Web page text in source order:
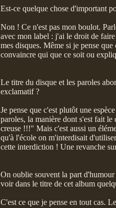
Est-ce quelque chose d'important
Non ! Ce n'est pas mon boulot.
avec mon label : j'ai le droit de
mes disques. Même si je pense
convaincre qui que ce soit ou
Le titre du disque et les paroles
exclamatif ?
Je pense que c'est plutôt une
paroles, la manière dont s'est fait
creuse !!!" Mais c'est aussi un
qu'à l'école on m'interdisait
cette interdiction ! Une revanche
On oublie souvent la part
voir dans le titre de cet album
C'est ce que je pense en tout cas.